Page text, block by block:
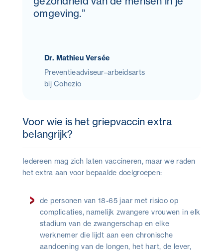
omgeving.”
Dr. Mathieu Versée
Preventieadviseur–arbeidsarts
bij Cohezio
Voor wie is het griepvaccin extra
belangrijk?
Iedereen mag zich laten vaccineren, maar we raden
het extra aan voor bepaalde doelgroepen:
de personen van 18-65 jaar met risico op
complicaties, namelijk zwangere vrouwen in elk
stadium van de zwangerschap en elke
werknemer die lijdt aan een chronische
aandoening van de longen, het hart, de lever,